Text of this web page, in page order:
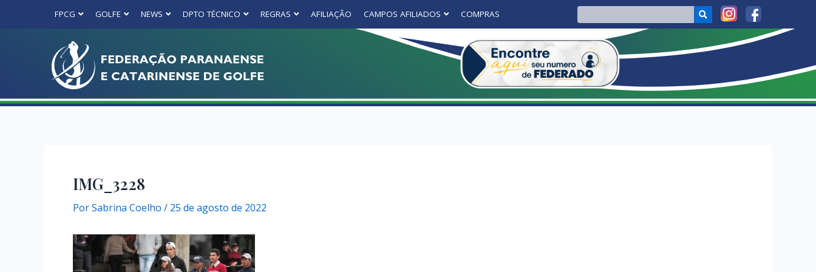
FPCG GOLFE NEWS DPTO TÉCNICO REGRAS AFILIAÇÃO CAMPOS AFILIADOS COMPRAS
IMG_3228
PorSabrina Coelho / 25 de agosto de 2022